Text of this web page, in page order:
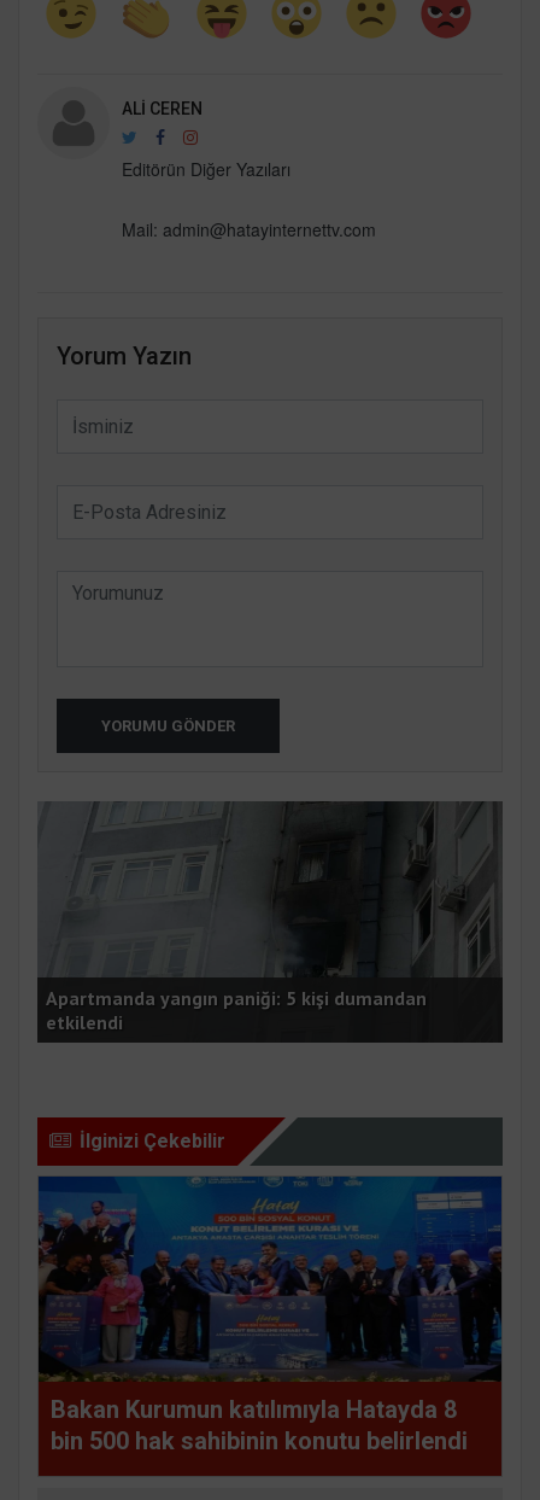
ALI CEREN
Editörün Diğer Yazıları
Mail: admin@hatayinternettv.com
Yorum Yazın
YORUMU GÖNDER
Apartmanda yangın paniği: 5 kişi dumandan
etkilendi
İlginizi Çekebilir
Bakan Kurumun katılımıyla Hatayda 8
bin 500 hak sahibinin konutu belirlendi